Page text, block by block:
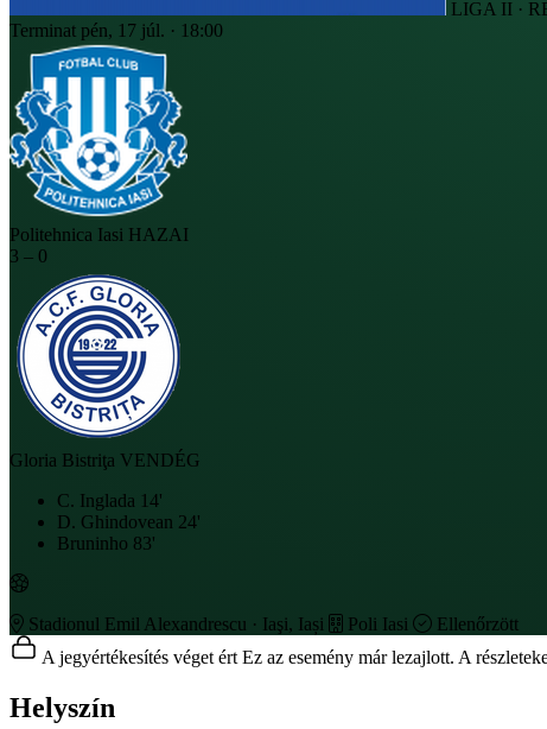
LIGA II ·
Terminat pén, 17 júl. · 18:00
Politehnica Iasi HAZAI
3 – 0
Gloria Bistriţa VENDÉG
C. Inglada 14'
D. Ghindovean 24'
Bruninho 83'
Stadionul Emil Alexandrescu · Iaşi, Iași Poli Iasi
Ellenőrzött
A jegyértékesítés véget ért Ez az esemény már lezajlott. A
Helyszín